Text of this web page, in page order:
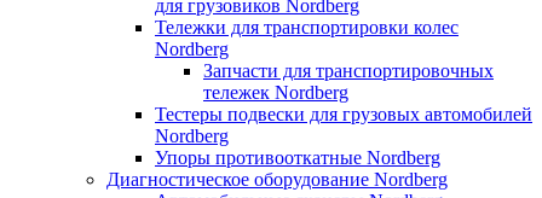
для грузовиков Nordberg
Тележки для транспортировки колес
Nordberg
Запчасти для транспортировочных
тележек Nordberg
Тестеры подвески для грузовых автомобилей
Nordberg
Упоры противооткатные Nordberg
Диагностическое оборудование Nordberg